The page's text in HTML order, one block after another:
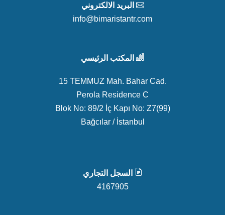
البريد الالكتروني
info@bimaristantr.com
المكتب الرئيسي
15 TEMMUZ Mah. Bahar Cad.
Perola Residence C
Blok No: 89/2 İç Kapı No: Z7(99)
Bağcılar / İstanbul
السجل التجاري
4167905